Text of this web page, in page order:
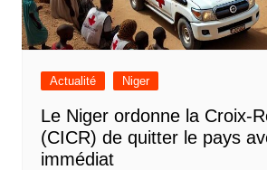
Actualité Niger
Le Niger ordonne la Croix-
(CICR) de quitter le pays
immédiat